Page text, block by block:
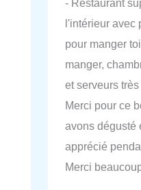
- Restaurant
l'intérieur avec
pour manger
manger,
et serveurs
Merci pour ce
avons dégusté
apprécié
Merci